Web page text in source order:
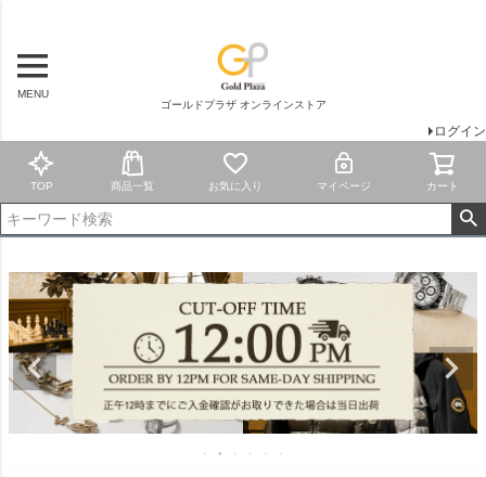
MENU
ゴールドプラザ オンラインストア
ログイン
TOP 商品一覧 お気に入り マイページ カート